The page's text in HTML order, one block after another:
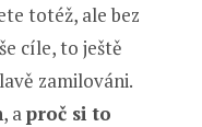
totéž, ale bez
cíle, to ještě
zamilováni.
, aproč si to